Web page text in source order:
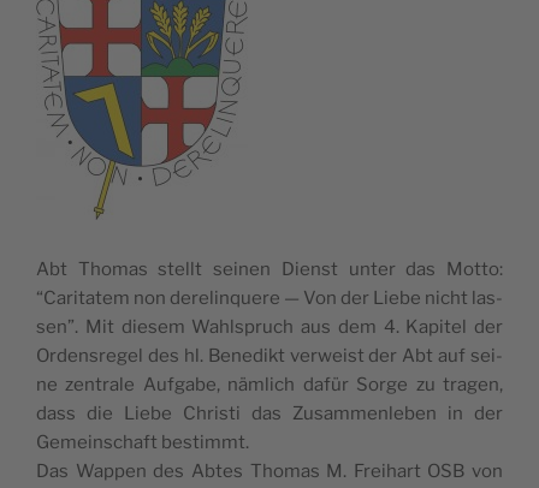
Abt Tho­mas stellt sei­nen Dienst unter das Mot­to:
“Cari­ta­tem non dere­lin­que­re — Von der Lie­be nicht las­
sen”. Mit die­sem Wahls­pruch aus dem 4. Kapi­tel der
Ordens­re­gel des hl. Bene­dikt ver­weist der Abt auf sei­
ne zen­tra­le Auf­ga­be, näm­lich dafür Sor­ge zu tra­gen,
dass die Lie­be Chris­ti das Zusam­men­le­ben in der
Gemeins­chaft bestimmt.
Das Wap­pen des Abtes Tho­mas M. Freihart OSB von